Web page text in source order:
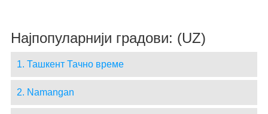
Најпопуларнији градови: (UZ)
1. Ташкент Тачно време
2. Namangan